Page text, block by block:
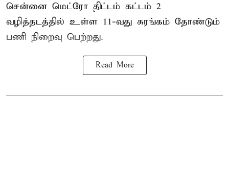
சென்னை மெட்ரோ திட்டம் கட்டம் 2
வழித்தடத்தில் உள்ள 11-வது சுரங்கம் தோண்டும்
பணி நிறைவு பெற்றது.
Read More